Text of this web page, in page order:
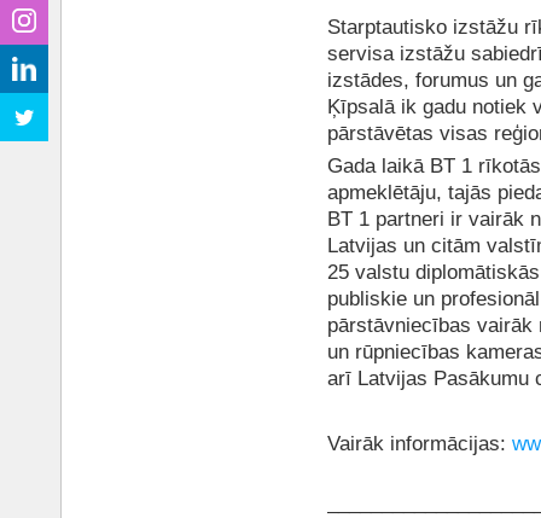
Starptautisko izstāžu
servisa izstāžu
izstādes, forumus un
Ķīpsalā ik gadu notiek
pārstāvētas visas
Gada laikā BT 1
apmeklētāju, tajās
BT 1 partneri ir vairāk
Latvijas un citām
25 valstu
publiskie un
pārstāvniecības
un rūpniecības
arī Latvijas Pasākumu
Vairāk informācijas: